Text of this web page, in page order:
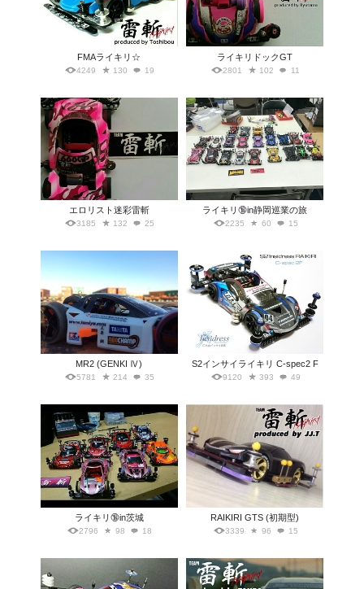
FMAライキリ☆
4249 130 19
ライキリドックGT
2801 102 11
エロリスト迷彩雷斬
3185 132 25
ライキリ🔞in静岡巡業の旅
2235 60 15
MR2 (GENKI Ⅳ)
5781 214 35
S2インサイライキリ C-spec2 F
9120 393 49
ライキリ🔞in茨城
2796 98 18
RAIKIRI GTS (初期型)
3339 96 15